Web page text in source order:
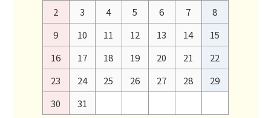
2
3 4 5 6 7
8
9
10 11 12 13 14
15
16
17 18 19 20 21
22
23
24 25 26 27 28
29
30
31